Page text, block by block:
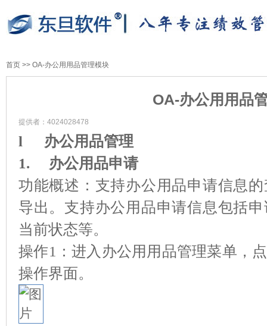
首页 >> OA-办公用用品管理模块
OA-办公用用品
提供者：4024028478
l
办公用品管理
1.
办公用品申请
功能概述：支持办公用品申请信息
导出。支持办公用品申请信息包括
当前状态等。
操作1：进入办公用用品管理菜单，
操作界面。